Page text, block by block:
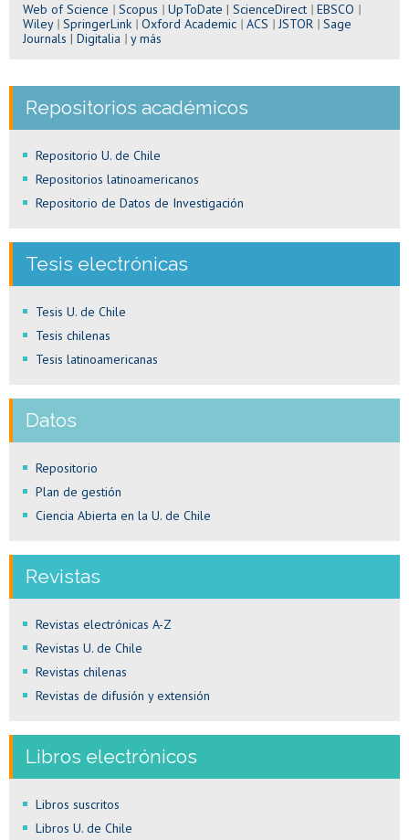
Web of Science | Scopus | UpToDate | ScienceDirect | EBSCO |
Wiley | SpringerLink | Oxford Academic | ACS | JSTOR | Sage
Journals | Digitalia | y más
Repositorios académicos
Repositorio U. de Chile
Repositorios latinoamericanos
Repositorio de Datos de Investigación
Tesis electrónicas
Tesis U. de Chile
Tesis chilenas
Tesis latinoamericanas
Datos
Repositorio
Plan de gestión
Ciencia Abierta en la U. de Chile
Revistas
Revistas electrónicas A-Z
Revistas U. de Chile
Revistas chilenas
Revistas de difusión y extensión
Libros electrónicos
Libros suscritos
Libros U. de Chile